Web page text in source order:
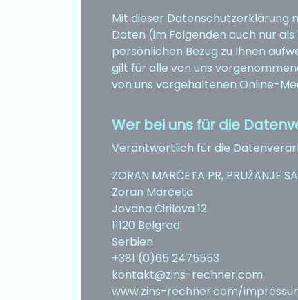
Mit dieser Datenschutzerklärung
Daten (im Folgenden auch nur
persönlichen Bezug zu Ihnen
gilt für alle von uns
von uns vorgehaltenen Online-
Wer bei uns für die
Verantwortlich für die
ZORAN MARČETA PR, PRUŽANJE
Zoran Marčeta
Jovana Ćirilova 12
11120 Belgrad
Serbien
+381 (0)65 2475553
kontakt@zins-rechner.com
www.zins-rechner.com/